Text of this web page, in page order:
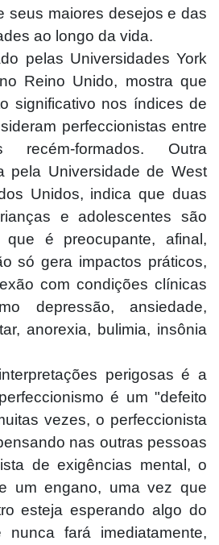
seus maiores desejos e das
ao longo da vida.
pelas Universidades York
Reino Unido, mostra que
significativo nos índices de
perfeccionistas entre
recém-formados. Outra
pela Universidade de West
Unidos, indica que duas
e adolescentes são
que é preocupante, afinal,
só gera impactos práticos,
com condições clínicas
depressão, ansiedade,
anorexia, bulimia, insônia
perigosas é a
é um "defeito
vezes, o perfeccionista
nas outras pessoas
de exigências mental, o
um engano, uma vez que
esteja esperando algo do
nunca fará imediatamente,